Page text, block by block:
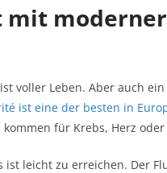
voller Leben. Aber auch
ist eine der besten in
für Krebs, Herz
leicht zu erreichen. Der